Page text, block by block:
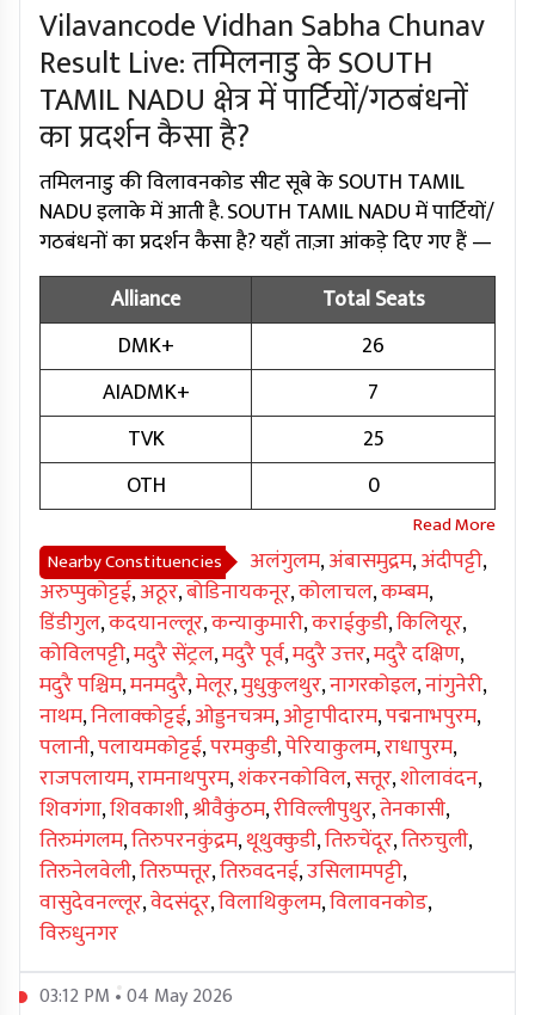
Vilavancode Vidhan Sabha Chunav
Result Live: तमिलनाडु के SOUTH
TAMIL NADU क्षेत्र में पार्टियों/गठबंधनों
का प्रदर्शन कैसा है?
तमिलनाडु की विलावनकोड सीट सूबे के SOUTH TAMIL
NADU इलाके में आती है. SOUTH TAMIL NADU में पार्टियों/
गठबंधनों का प्रदर्शन कैसा है? यहाँ ताज़ा आंकड़े दिए गए हैं —
Alliance
Total Seats
DMK+
26
AIADMK+
7
TVK
25
OTH
0
Nearby Constituencies अलंगुलम,अंबासमुद्रम,अंदीपट्टी,
अरुप्पुकोट्टई,अठूर,बोडिनायकनूर,कोलाचल,कम्बम,
डिंडीगुल,कदयानल्लूर,कन्याकुमारी,कराईकुडी,किलियूर,
कोविलपट्टी,मदुरै सेंट्रल,मदुरै पूर्व,मदुरै उत्तर,मदुरै दक्षिण,
मदुरै पश्चिम,मनमदुरै,मेलूर,मुधुकुलथुर,नागरकोइल,नांगुनेरी,
नाथम,निलाक्कोट्टई,ओड्डनचत्रम,ओट्टापीदारम,पद्मनाभपुरम,
पलानी,पलायमकोट्टई,परमकुडी,पेरियाकुलम,राधापुरम,
राजपलायम,रामनाथपुरम,शंकरनकोविल,सत्तूर,शोलावंदन,
शिवगंगा,शिवकाशी,श्रीवैकुंठम,रीविल्लीपुथुर,तेनकासी,
तिरुमंगलम,तिरुपरनकुंद्रम,थूथुक्कुडी,तिरुचेंदूर,तिरुचुली,
तिरुनेलवेली,तिरुप्पत्तूर,तिरुवदनई,उसिलामपट्टी,
वासुदेवनल्लूर,वेदसंदूर,विलाथिकुलम,विलावनकोड,
विरुधुनगर
03:12 PM • 04 May 2026